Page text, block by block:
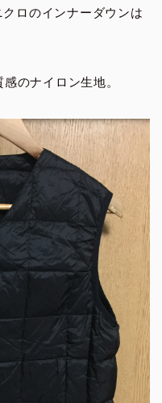
ロのインナーダウンは
のナイロン生地。